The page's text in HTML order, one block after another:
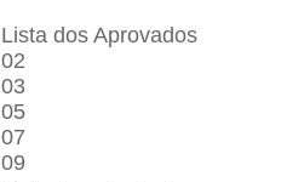
Lista dos Aprovados
02
03
05
07
09